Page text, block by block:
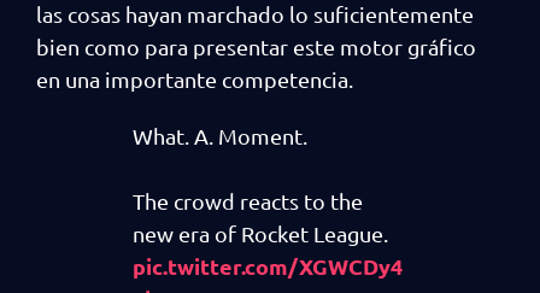
las cosas hayan marchado lo suficientemente
bien como para presentar este motor gráfico
en una importante competencia.
What. A. Moment.
The crowd reacts to the
new era of Rocket League.
pic.twitter.com/XGWCDy4